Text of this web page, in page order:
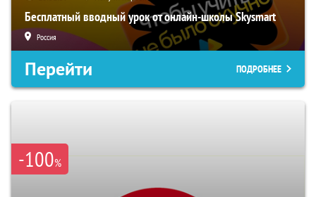
Бесплатный вводный урок от онлайн-школы Skysmart
Россия
Перейти ПОДРОБНЕЕ
-100%